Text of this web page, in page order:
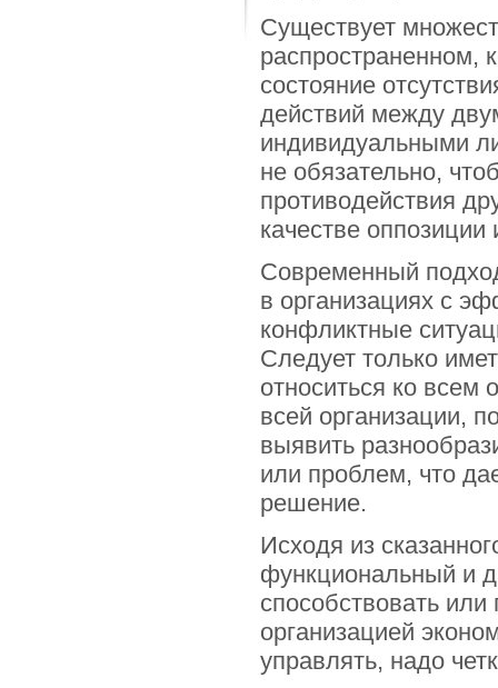
Существует
распространенном,
состояние
действий между
индивидуальными
не обязательно,
противодействия
качестве
Современный
в организациях с
конфликтные
Следует только
относиться ко
всей организации,
выявить
или проблем, что
решение.
Исходя из
функциональный и
способствовать
организацией
управлять, надо